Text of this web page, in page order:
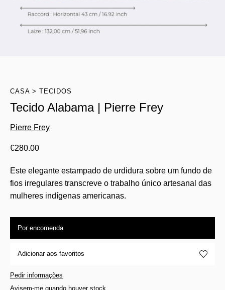
CASA TECIDOS
Tecido Alabama | Pierre Frey
Pierre Frey
€280.00
Este elegante estampado de urdidura sobre um fundo de
fios irregulares transcreve o trabalho único artesanal das
mulheres indígenas americanas.
Por encomenda
Adicionar aos favoritos
Pedir informações
Avisem-me quando houver stock